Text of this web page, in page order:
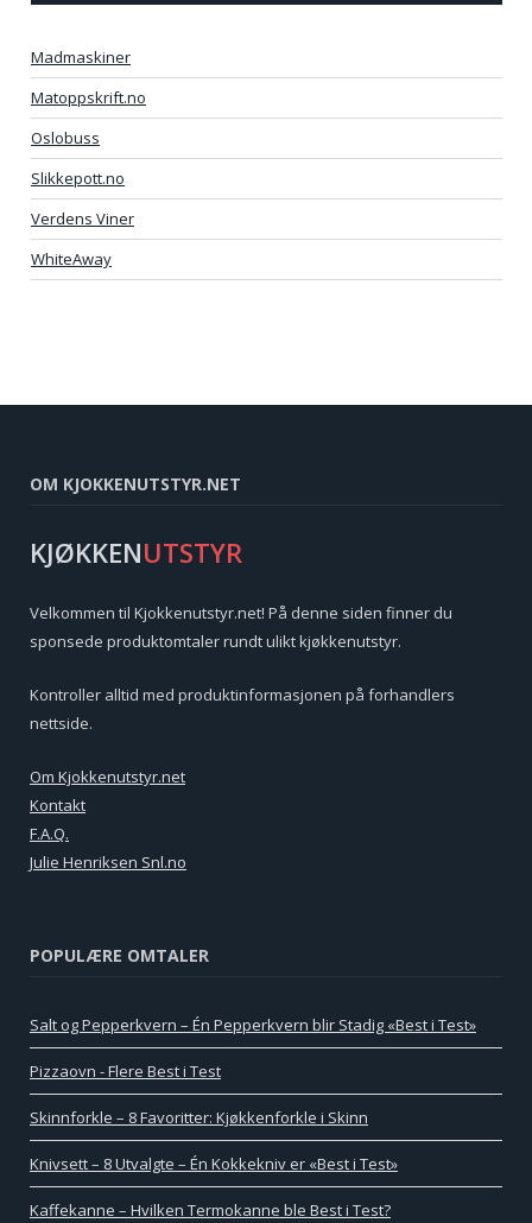
Madmaskiner
Matoppskrift.no
Oslobuss
Slikkepott.no
Verdens Viner
WhiteAway
OM KJOKKENUTSTYR.NET
KJØKKENUTSTYR
Velkommen til Kjokkenutstyr.net! På denne siden finner du
sponsede produktomtaler rundt ulikt kjøkkenutstyr.
Kontroller alltid med produktinformasjonen på forhandlers
nettside.
Om Kjokkenutstyr.net
Kontakt
F.A.Q.
Julie Henriksen Snl.no
POPULÆRE OMTALER
Salt og Pepperkvern – Én Pepperkvern blir Stadig «Best i Test»
Pizzaovn - Flere Best i Test
Skinnforkle – 8 Favoritter: Kjøkkenforkle i Skinn
Knivsett – 8 Utvalgte – Én Kokkekniv er «Best i Test»
Kaffekanne – Hvilken Termokanne ble Best i Test?